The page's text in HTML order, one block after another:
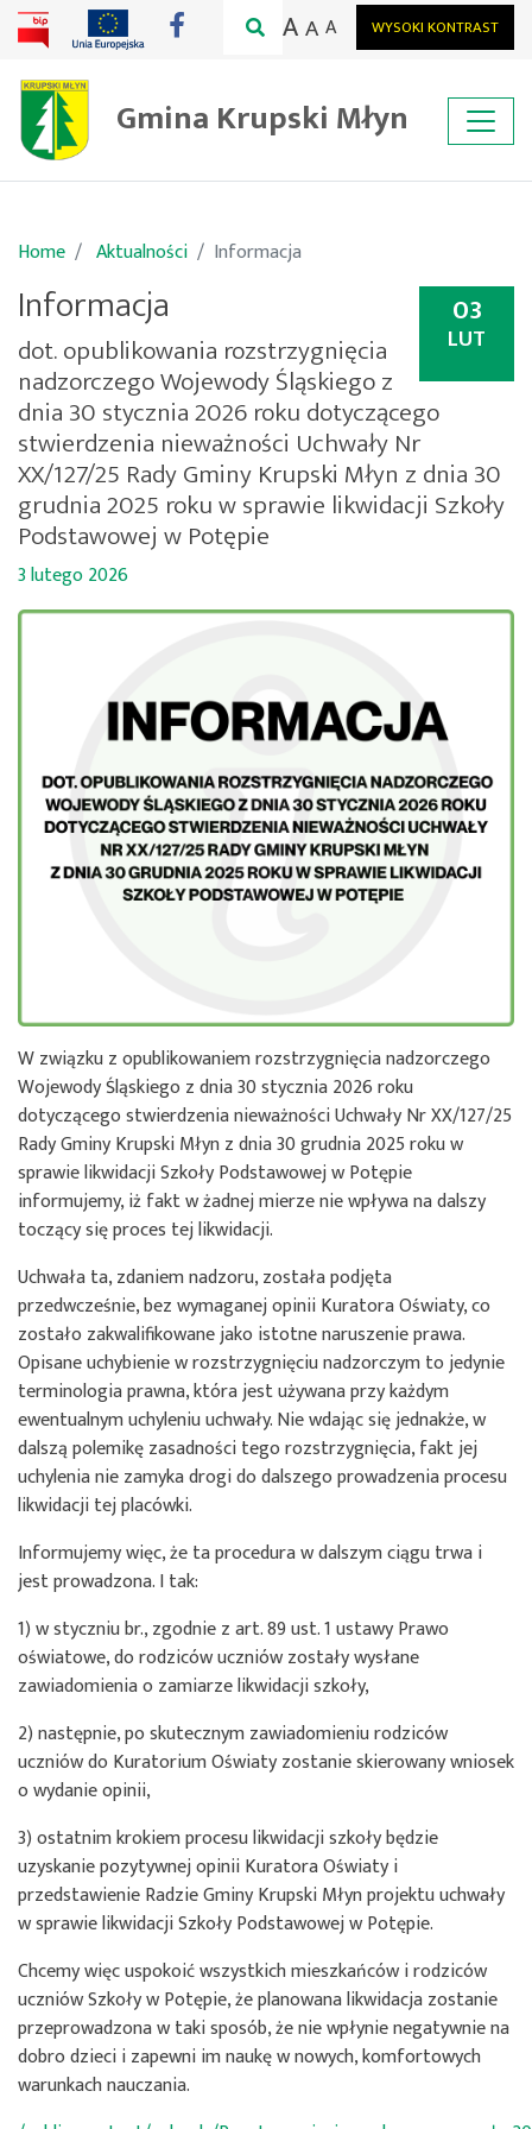
WYSOKI KONTRAST
AA A
Gmina Krupski Młyn
Home Aktualności Informacja
03
LUT
Informacja
dot. opublikowania rozstrzygnięcia
nadzorczego Wojewody Śląskiego z
dnia 30 stycznia 2026 roku dotyczącego
stwierdzenia nieważności Uchwały Nr
XX/127/25 Rady Gminy Krupski Młyn z dnia 30
grudnia 2025 roku w sprawie likwidacji Szkoły
Podstawowej w Potępie
3 lutego 2026
W związku z opublikowaniem rozstrzygnięcia nadzorczego
Wojewody Śląskiego z dnia 30 stycznia 2026 roku
dotyczącego stwierdzenia nieważności Uchwały Nr XX/127/25
Rady Gminy Krupski Młyn z dnia 30 grudnia 2025 roku w
sprawie likwidacji Szkoły Podstawowej w Potępie
informujemy, iż fakt w żadnej mierze nie wpływa na dalszy
toczący się proces tej likwidacji.
Uchwała ta, zdaniem nadzoru, została podjęta
przedwcześnie, bez wymaganej opinii Kuratora Oświaty, co
zostało zakwalifikowane jako istotne naruszenie prawa.
Opisane uchybienie w rozstrzygnięciu nadzorczym to jedynie
terminologia prawna, która jest używana przy każdym
ewentualnym uchyleniu uchwały. Nie wdając się jednakże, w
dalszą polemikę zasadności tego rozstrzygnięcia, fakt jej
uchylenia nie zamyka drogi do dalszego prowadzenia procesu
likwidacji tej placówki.
Informujemy więc, że ta procedura w dalszym ciągu trwa i
jest prowadzona. I tak:
1) w styczniu br., zgodnie z art. 89 ust. 1 ustawy Prawo
oświatowe, do rodziców uczniów zostały wysłane
zawiadomienia o zamiarze likwidacji szkoły,
2) następnie, po skutecznym zawiadomieniu rodziców
uczniów do Kuratorium Oświaty zostanie skierowany wniosek
o wydanie opinii,
3) ostatnim krokiem procesu likwidacji szkoły będzie
uzyskanie pozytywnej opinii Kuratora Oświaty i
przedstawienie Radzie Gminy Krupski Młyn projektu uchwały
w sprawie likwidacji Szkoły Podstawowej w Potępie.
Chcemy więc uspokoić wszystkich mieszkańców i rodziców
uczniów Szkoły w Potępie, że planowana likwidacja zostanie
przeprowadzona w taki sposób, że nie wpłynie negatywnie na
dobro dzieci i zapewni im naukę w nowych, komfortowych
warunkach nauczania.